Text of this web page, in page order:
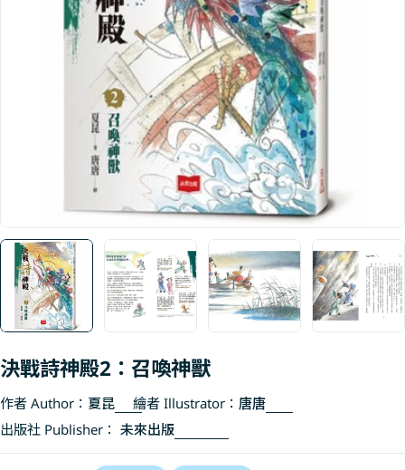
Open media 0 in modal
決戰詩神殿2：召喚神獸
作者 Author： 夏昆 繪者 Illustrator： 唐唐
出版社 Publisher： 未來出版